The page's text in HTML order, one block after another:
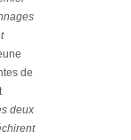
de
deux